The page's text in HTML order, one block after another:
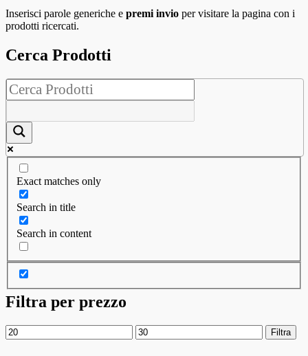
Inserisci parole generiche e premi invio per visitare la pagina con i
prodotti ricercati.
Cerca Prodotti
Exact matches only
Search in title
Search in content
Filtra per prezzo
Prezzo
Min
Prezzo
Max
Filtra